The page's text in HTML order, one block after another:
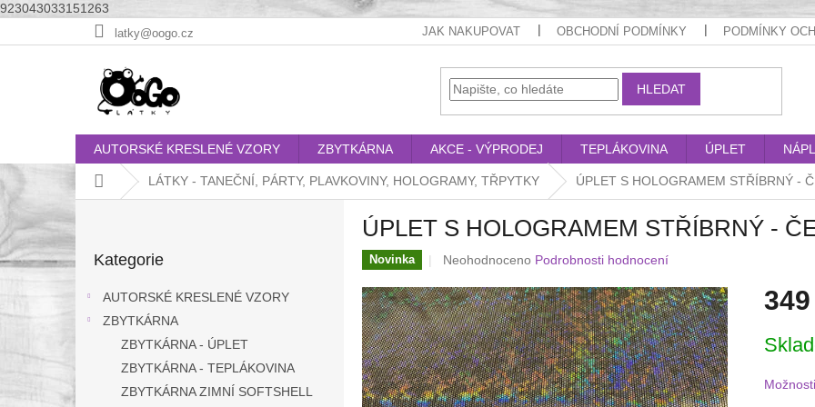
923043033151263
na
latky@oogo.cz JAK NAKUPOVAT OBCHODNÍ PODMÍNKY PODMÍNKY
HLEDAT
AUTORSKÉ KRESLENÉ VZORY ZBYTKÁRNA AKCE - VÝPRODEJ TEPLÁKOVINA ÚPLET
Domů LÁTKY - TANEČNÍ, PÁRTY, PLAVKOVINY, HOLOGRAMY, TŘPYTKY ÚPLET S HOLOGRAMEM STŘÍBRNÝ -
s
t
kategorie
Kategorie
AUTORSKÉ KRESLENÉ VZORY
ZBYTKÁRNA
ZBYTKÁRNA - ÚPLET
ZBYTKÁRNA - TEPLÁKOVINA
ZBYTKÁRNA ZIMNÍ SOFTSHELL
ÚPLET S HOLOGRAMEM STŘÍBRNÝ -
Novinka
Průměrné
produktu
je
0,0
z
5
hvězdiček.
Neohodnoceno Podrobnosti hodnocení
cena: